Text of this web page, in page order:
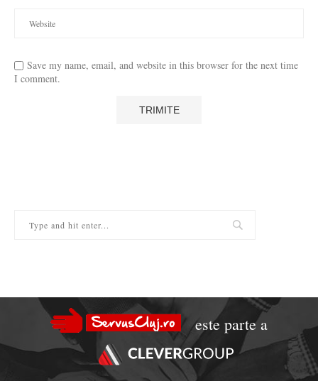
Save my name, email, and website in this browser for the next time
I comment.
este parte a